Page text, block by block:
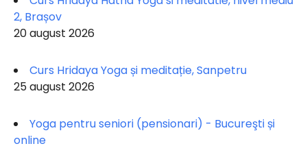
2, Brașov
20 august 2026
Curs Hridaya Yoga și meditație, Sanpetru
25 august 2026
Yoga pentru seniori (pensionari) - Bucureşti și
online